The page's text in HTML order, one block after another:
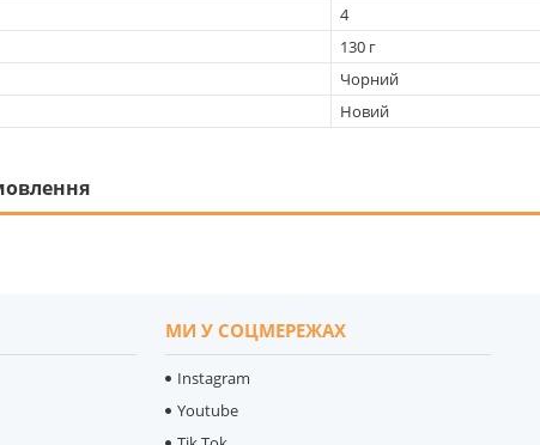
4
130 г
Чорний
Новий
МИ У СОЦМЕРЕЖАХ
Instagram
Youtube